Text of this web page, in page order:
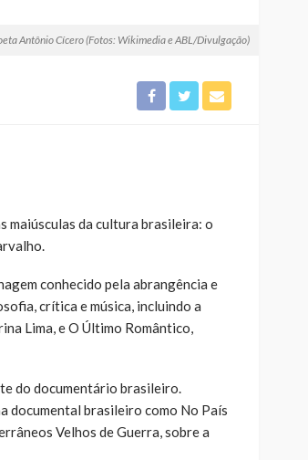
Antônio Cícero (Fotos: Wikimedia e ABL/Divulgação)
maiúsculas da cultura brasileira: o
conhecido pela abrangência e
crítica e música, incluindo a
Lima, e O Último Romântico,
do documentário brasileiro.
documental brasileiro como No País
Velhos de Guerra, sobre a